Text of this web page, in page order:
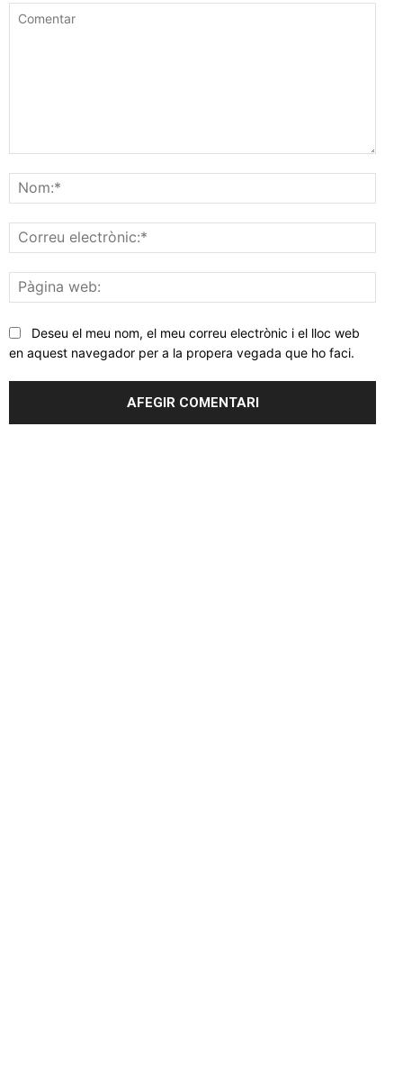
web:
Deseu el meu nom, el meu correu electrònic i el lloc web
en aquest navegador per a la propera vegada que ho faci.